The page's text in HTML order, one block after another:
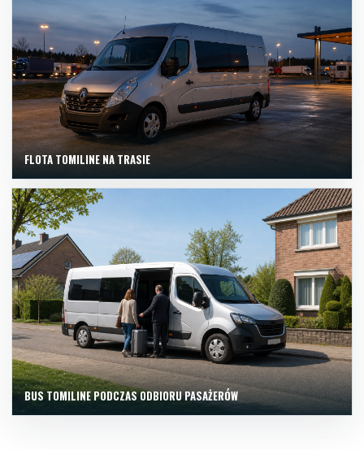
FLOTA TOMILINE NA TRASIE
BUS TOMILINE PODCZAS ODBIORU PASAŻERÓW